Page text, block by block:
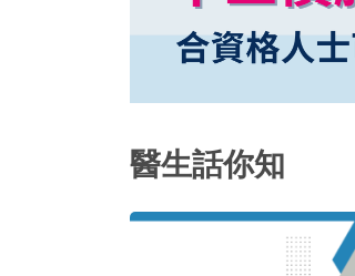
醫生話你知